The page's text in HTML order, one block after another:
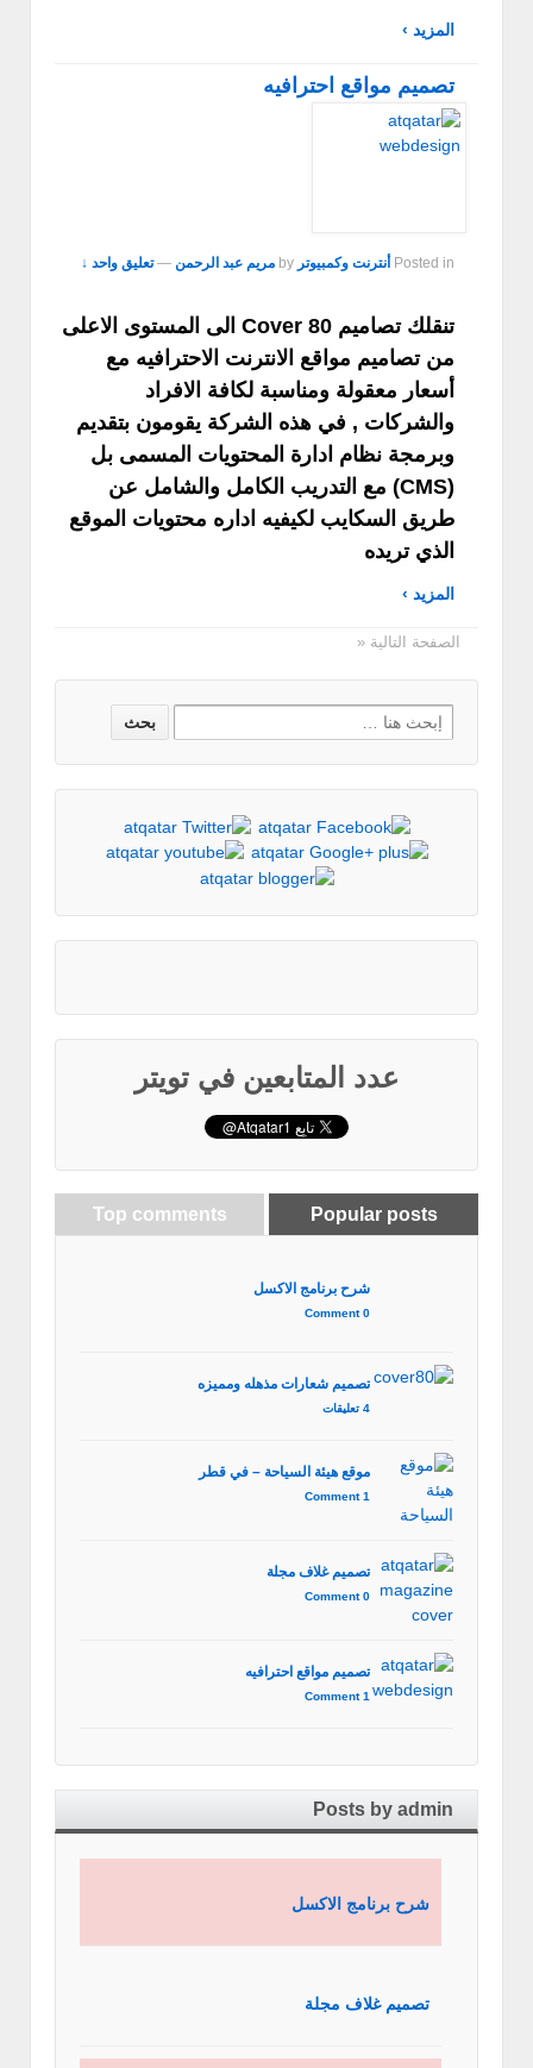
المزيد ›
تصميم مواقع احترافيه
Posted in أنترنت وكمبيوتر by مريم عبد الرحمن — تعليق واحد ↓
تنقلك تصاميم Cover 80 الى المستوى الاعلى
من تصاميم مواقع الانترنت الاحترافيه مع
أسعار معقولة ومناسبة لكافة الافراد
والشركات , في هذه الشركة يقومون بتقديم
وبرمجة نظام ادارة المحتويات المسمى بل
(CMS) مع التدريب الكامل والشامل عن
طريق السكايب لكيفيه اداره محتويات الموقع
الذي تريده
المزيد ›
الصفحة التالية «
Search
for:
عدد المتابعين في تويتر
Popular posts
Top comments
شرح برنامج الاكسل
0 Comment
تصميم شعارات مذهله ومميزه
4 تعليقات
موقع هيئة السياحة – في قطر
1 Comment
تصميم غلاف مجلة
0 Comment
تصميم مواقع احترافيه
1 Comment
Posts by admin
شرح برنامج الاكسل
تصميم غلاف مجلة